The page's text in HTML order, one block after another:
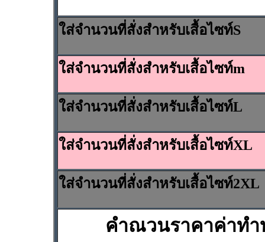
ใส่จำนวนที่สั่งสำหรับเสื้อไซท์S
ใส่จำนวนที่สั่งสำหรับเสื้อไซท์m
ใส่จำนวนที่สั่งสำหรับเสื้อไซท์L
ใส่จำนวนที่สั่งสำหรับเสื้อไซท์XL
ใส่จำนวนที่สั่งสำหรับเสื้อไซท์2XL
คำณวนราคาค่าทำ